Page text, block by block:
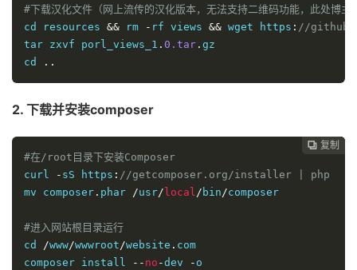
#下载汉化文件（网上流传的汉化版本，无法支持二维码功能，此处博
cd resources && rm - rf views && wget https : //
tar zxvf porl_views_1 . 0.tar . gz
cd
..
2. 下载并安装composer
 复制
 复制
 复制
 复制
 复制
 复制
 复制
 复制
#在/root目录下安装Composer
curl
- sS https : //getcomposer.org/installer | php
mv composer . phar /usr/ local/ bin/composer
#进入网站根目录运行
cd /www/wwwroot/website . com
composer install
-- no -dev - o